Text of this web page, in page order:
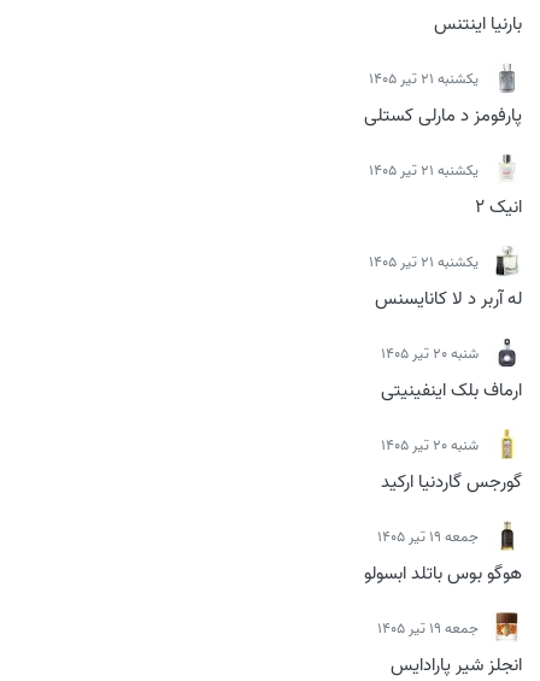
بارنیا اینتنس
يكشنبه 21 تیر 1405
پارفومز د مارلی کستلی
يكشنبه 21 تیر 1405
انیک 2
يكشنبه 21 تیر 1405
له آربر د لا کانایسنس
شنبه 20 تیر 1405
ارماف بلک اینفینیتی
شنبه 20 تیر 1405
گورجس گاردنیا ارکید
جمعه 19 تیر 1405
هوگو بوس باتلد ابسولو
جمعه 19 تیر 1405
انجلز شیر پارادایس